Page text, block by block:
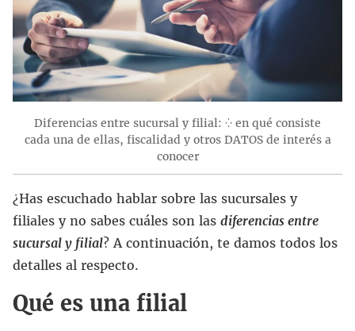
Diferencias entre sucursal y filial: ⁛ en qué consiste
cada una de ellas, fiscalidad y otros DATOS de interés a
conocer
¿Has escuchado hablar sobre las sucursales y
filiales y no sabes cuáles son las diferencias entre
sucursal y filial? A continuación, te damos todos los
detalles al respecto.
Qué es una filial